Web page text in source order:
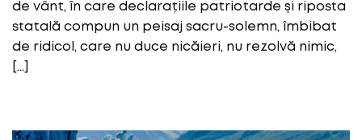
de vânt, în care declarațiile patriotarde și riposta
statală compun un peisaj sacru-solemn, îmbibat
de ridicol, care nu duce nicăieri, nu rezolvă nimic,
[…]